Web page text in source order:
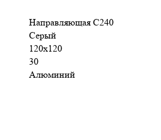
Направляющая С240
Серый
120х120
30
Алюминий